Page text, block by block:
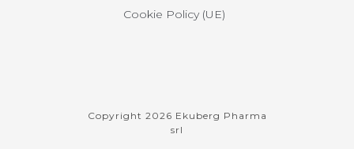
Cookie Policy (UE)
Copyright 2026 Ekuberg Pharma
srl